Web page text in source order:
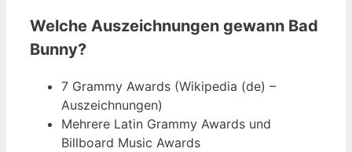
Welche Auszeichnungen gewann Bad
Bunny?
7 Grammy Awards (Wikipedia (de) –
Auszeichnungen)
Mehrere Latin Grammy Awards und
Billboard Music Awards